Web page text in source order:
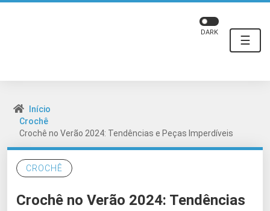
☰
DARK
Início
Crochê
Crochê no Verão 2024: Tendências e Peças Imperdíveis
CROCHÊ
Crochê no Verão 2024: Tendências